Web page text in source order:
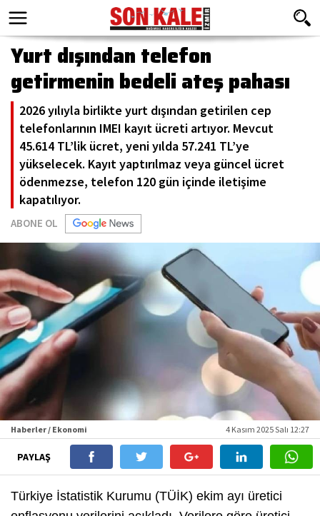
Yurt dışından telefon
getirmenin bedeli ateş pahası
2026 yılıyla birlikte yurt dışından getirilen cep
telefonlarının IMEI kayıt ücreti artıyor. Mevcut
45.614 TL’lik ücret, yeni yılda 57.241 TL’ye
yükselecek. Kayıt yaptırılmaz veya güncel ücret
ödenmezse, telefon 120 gün içinde iletişime
kapatılıyor.
ABONE OL
Haberler / Ekonomi 4 Kasım 2025 Salı 12:27
PAYLAŞ
Türkiye İstatistik Kurumu (TÜİK) ekim ayı üretici